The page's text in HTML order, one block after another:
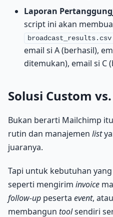
Laporan
script ini akan
broadcast_results.csv
email si A (berhasil),
ditemukan), email si C
Solusi Custom
Bukan berarti Mailchimp
rutin dan manajemen list
juaranya.
Tapi untuk kebutuhan
seperti mengirim invoice
follow-up peserta event,
membangun toolsendiri